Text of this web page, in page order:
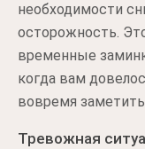
необходимости
осторожность.
временные
когда вам
вовремя
Тревожная